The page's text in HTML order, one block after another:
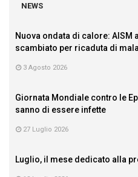
NEWS
Nuova ondata di calore:
scambiato per ricaduta di
3 Agosto 2026
Giornata Mondiale contro le
sanno di essere infette
27 Luglio 2026
Luglio, il mese dedicato alla